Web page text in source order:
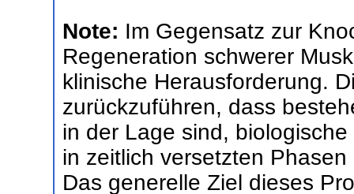
Note: Im Gegensatz zur
Regeneration schwerer
klinische Herausforderung.
zurückzuführen, dass
in der Lage sind,
in zeitlich versetzten
Das generelle Ziel dieses